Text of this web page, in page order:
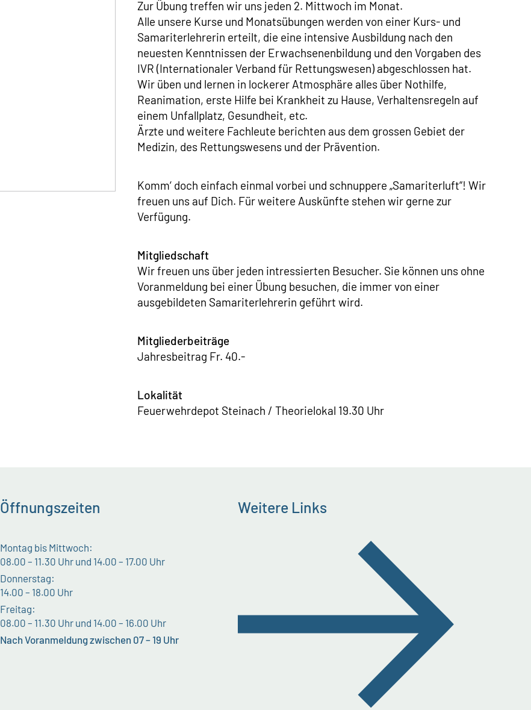
Zur Übung treffen wir uns jeden 2. Mittwoch im Monat.
Alle unsere Kurse und Monatsübungen werden von einer Kurs- und
Samariterlehrerin erteilt, die eine intensive Ausbildung nach den
neuesten Kenntnissen der Erwachsenenbildung und den Vorgaben des
IVR (Internationaler Verband für Rettungswesen) abgeschlossen hat.
Wir üben und lernen in lockerer Atmosphäre alles über Nothilfe,
Reanimation, erste Hilfe bei Krankheit zu Hause, Verhaltensregeln auf
einem Unfallplatz, Gesundheit, etc.
Ärzte und weitere Fachleute berichten aus dem grossen Gebiet der
Medizin, des Rettungswesens und der Prävention.
Komm‘ doch einfach einmal vorbei und schnuppere „Samariterluft“! Wir
freuen uns auf Dich. Für weitere Auskünfte stehen wir gerne zur
Verfügung.
Mitgliedschaft
Wir freuen uns über jeden intressierten Besucher. Sie können uns ohne
Voranmeldung bei einer Übung besuchen, die immer von einer
ausgebildeten Samariterlehrerin geführt wird.
Mitgliederbeiträge
Jahresbeitrag Fr. 40.-
Lokalität
Feuerwehrdepot Steinach / Theorielokal 19.30 Uhr
Öffnungszeiten
Montag bis Mittwoch:
08.00 – 11.30 Uhr und 14.00 – 17.00 Uhr
Donnerstag:
14.00 – 18.00 Uhr
Freitag:
08.00 – 11.30 Uhr und 14.00 – 16.00 Uhr
Nach Voranmeldung zwischen 07 – 19 Uhr
Weitere Links